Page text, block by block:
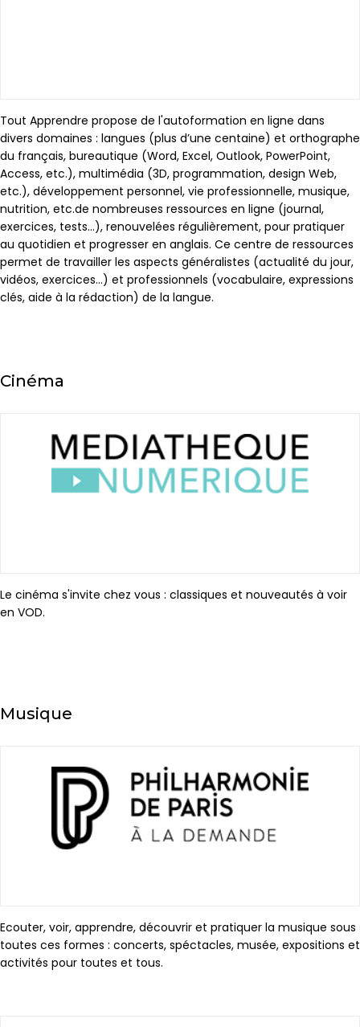
Tout Apprendre propose de l'autoformation en ligne dans
divers domaines : langues (plus d’une centaine) et orthographe
du français, bureautique (Word, Excel, Outlook, PowerPoint,
Access, etc.), multimédia (3D, programmation, design Web,
etc.), développement personnel, vie professionnelle, musique,
nutrition, etc.de nombreuses ressources en ligne (journal,
exercices, tests…), renouvelées régulièrement, pour pratiquer
au quotidien et progresser en anglais. Ce centre de ressources
permet de travailler les aspects généralistes (actualité du jour,
vidéos, exercices…) et professionnels (vocabulaire, expressions
clés, aide à la rédaction) de la langue.
Cinéma
Le cinéma s'invite chez vous : classiques et nouveautés à voir
en VOD.
Musique
Ecouter, voir, apprendre, découvrir et pratiquer la musique sous
toutes ces formes : concerts, spéctacles, musée, expositions et
activités pour toutes et tous.